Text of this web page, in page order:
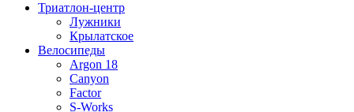
Триатлон-центр
Лужники
Крылатское
Велосипеды
Argon 18
Canyon
Factor
S-Works